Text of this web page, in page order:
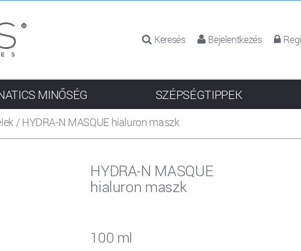
Keresés Bejelentkezés
/HYDRA-N MASQUE hialuron maszk
HYDRA-N MASQUE
hialuron maszk
100 ml
MINŐSÉG SZÉPSÉGTIPPEK